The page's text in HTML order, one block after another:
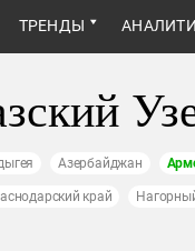
ТРЕНДЫ
Азербайджан
край